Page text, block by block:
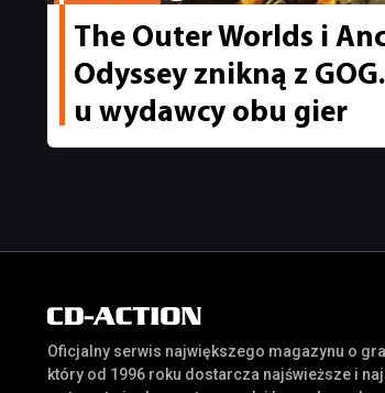
The Outer Worlds i
Odyssey znikną z
u wydawcy obu gier
Oficjalny serwis największego magazynu o
który od 1996 roku dostarcza najświeższe i